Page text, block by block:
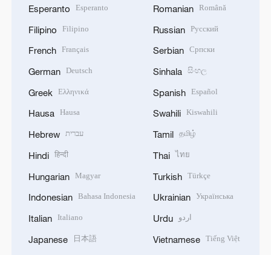
Esperanto Esperanto
Filipino Filipino
French Français
German Deutsch
Greek Ελληνικά
Hausa Hausa
Hebrew עברית
Hindi हिन्दी
Hungarian Magyar
Indonesian Bahasa Indonesia
Italian Italiano
Japanese 日本語
Romanian Română
Russian Русский
Serbian Српски
Sinhala සිංහල
Spanish Español
Swahili Kiswahili
Tamil தமிழ்
Thai ไทย
Turkish Türkçe
Ukrainian Українська
Urdu اردو
Vietnamese Tiếng Việt